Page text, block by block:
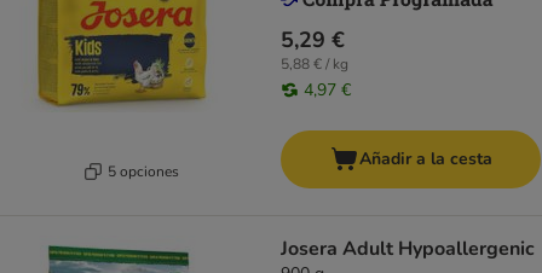
5 opciones
5,29 €
5,88 € / kg
4,97 €
Añadir a la cesta
Josera Adult Hypoallergenic